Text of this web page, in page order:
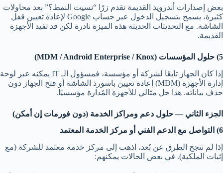
بعض إصدارات أندرويد القديمة تقدم زرًا “نسيت النمط؟” بعد محاولات
كثيرة، يسمح بتسجيل الدخول عبر حساب Google لإعادة تعيين قفل
الشاشة. مع التحديثات الحديثة هذه الميزة نادرة لكن قد تفيد الأجهزة
القديمة.
5) حلول المؤسسات (MDM / Android Enterprise / Knox)
إذا كان الجهاز تابعًا لشركة أو مؤسسة، فمسؤول الـ IT يمكنه عبر لوحة
إدارة الأجهزة (MDM) إعادة تعيين باسورد الشاشة أو فتح الجهاز دون
حذف بياناته. هذا حل مثالي للأجهزة المُدارة مؤسسيًا.
الجزء الثاني — حلول دعم ومراكز الخدمة (دون فورمات إن أمكن)
6) التواصل مع الدعم الفني أو مركز الخدمة المعتمد
إذا لم تنجح الطرق عن بُعد، اذهب إلى مركز خدمة معتمد للشركة (مع
إثبات الملكية). في بعض الحالات يمكنهم: